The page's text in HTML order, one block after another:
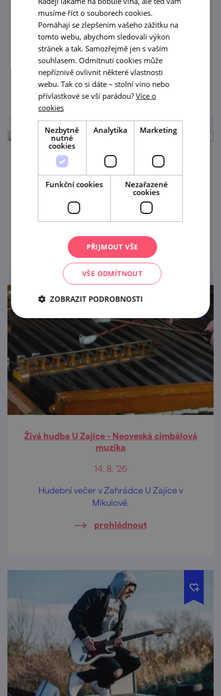
Živá hudba U Zajíce - The Gardeners
14. 8. '26
Hudební večer v Zahrádce U Zajíce v
Mikulově.
prohlédnout
Degustace vinařství Orisek
14. 8. '26
Degustace vína v Zahrádce u Zajíce v
prohlédnout
Živá hudba U Zajíce - Neoveská cimbálová
muzika
14. 8. '26
Hudební večer v Zahrádce U Zajíce v
Mikulově.
prohlédnout
musíme říct o souborech cookies.
Pomáhají se zlepšením vašeho zážitku na
tomto webu, abychom sledovali výkon
stránek a tak. Samozřejmě jen s vaším
souhlasem. Odmítnutí cookies může
nepříznivě ovlivnit některé vlastnosti
webu. Tak co si dáte – stolní víno nebo
přívlastkové se vší parádou?Více o
cookies
Nezbytně
nutné
cookies
Analytika Marketing
Funkční cookies
Nezařazené
cookies
PŘIJMOUT VŠE
VŠE ODMÍTNOUT
ZOBRAZIT PODROBNOSTI